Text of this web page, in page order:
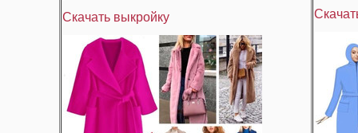
Скачать выкройку